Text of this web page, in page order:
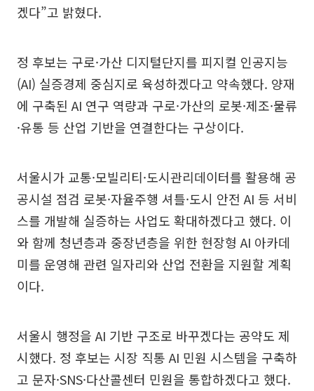
겠다”고 밝혔다.
정 후보는 구로·가산 디지털단지를 피지컬 인공지능
(AI) 실증경제 중심지로 육성하겠다고 약속했다. 양재
에 구축된 AI 연구 역량과 구로·가산의 로봇·제조·물류
·유통 등 산업 기반을 연결한다는 구상이다.
서울시가 교통·모빌리티·도시관리데이터를 활용해 공
공시설 점검 로봇·자율주행 셔틀·도시 안전 AI 등 서비
스를 개발해 실증하는 사업도 확대하겠다고 했다. 이
와 함께 청년층과 중장년층을 위한 현장형 AI 아카데
미를 운영해 관련 일자리와 산업 전환을 지원할 계획
이다.
서울시 행정을 AI 기반 구조로 바꾸겠다는 공약도 제
시했다. 정 후보는 시장 직통 AI 민원 시스템을 구축하
고 문자·SNS·다산콜센터 민원을 통합하겠다고 했다.